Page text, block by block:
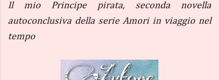
Il mio Principe pirata, seconda novella
autoconclusiva della serie Amori in viaggio nel
tempo